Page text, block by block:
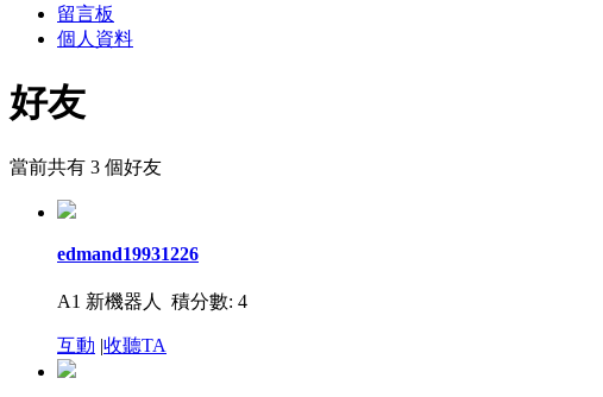
留言板
個人資料
好友
當前共有 3 個好友
edmand19931226
A1 新機器人 積分數: 4
互動 |收聽TA